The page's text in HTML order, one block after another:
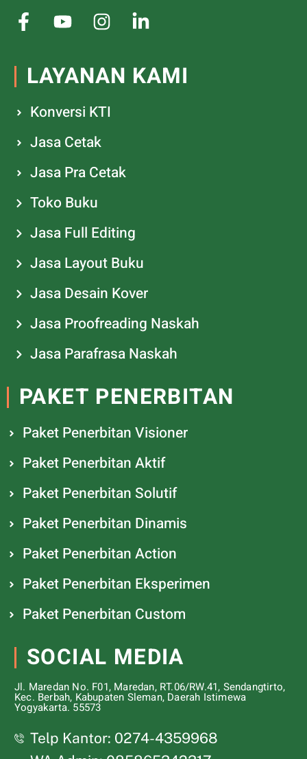
LAYANAN KAMI
Konversi KTI
Jasa Cetak
Jasa Pra Cetak
Toko Buku
Jasa Full Editing
Jasa Layout Buku
Jasa Desain Kover
Jasa Proofreading Naskah
Jasa Parafrasa Naskah
PAKET PENERBITAN
Paket Penerbitan Visioner
Paket Penerbitan Aktif
Paket Penerbitan Solutif
Paket Penerbitan Dinamis
Paket Penerbitan Action
Paket Penerbitan Eksperimen
Paket Penerbitan Custom
SOCIAL MEDIA
Jl. Maredan No. F01, Maredan, RT.06/RW.41, Sendangtirto,
Kec. Berbah, Kabupaten Sleman, Daerah Istimewa
Yogyakarta. 55573
Telp Kantor: 0274-4359968